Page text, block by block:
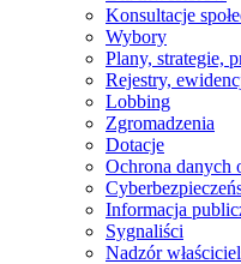
Konsultacje
Wybory
Plany, strategie,
Rejestry,
Lobbing
Zgromadzenia
Dotacje
Ochrona danych
Informacja
Sygnaliści
Nadzór